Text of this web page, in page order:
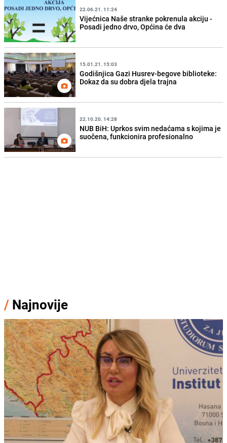
22.06.21. 11:24
Vijećnica Naše stranke pokrenula akciju -
Posadi jedno drvo, Općina će dva
15.01.21. 15:03
Godišnjica Gazi Husrev-begove biblioteke:
Dokaz da su dobra djela trajna
22.10.20. 14:28
NUB BiH: Uprkos svim nedaćama s kojima je
suočena, funkcionira profesionalno
/ Najnovije